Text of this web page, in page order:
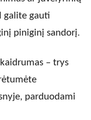
galite gauti
piniginį sandorį.
– trys
parduodami